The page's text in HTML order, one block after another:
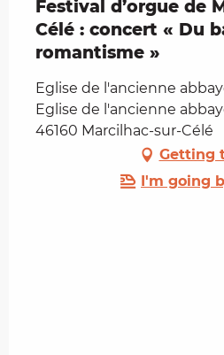
Festival d’orgue de
Célé : concert « Du
romantisme »
Eglise de l'ancienne
Eglise de l'ancienne
46160 Marcilhac-sur-Célé
Getting
I'm going